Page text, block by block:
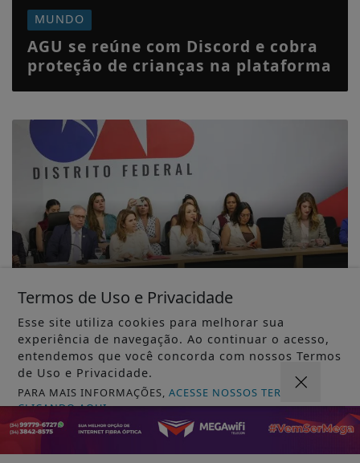
MUNDO
AGU se reúne com Discord e cobra
proteção de crianças na plataforma
MUNDO
OAB/DF lança "violentômetro"
sobre estágios da agressão a
mulheres
MUNDO
Lei Maria da Penha completa 20
Termos de Uso e Privacidade
Esse site utiliza cookies para melhorar sua
experiência de navegação. Ao continuar o acesso,
entendemos que você concorda com nossos Termos
de Uso e Privacidade.
PARA MAIS INFORMAÇÕES,ACESSE NOSSOS TERMOS
CLICANDO AQUI
PROSSEGUIR